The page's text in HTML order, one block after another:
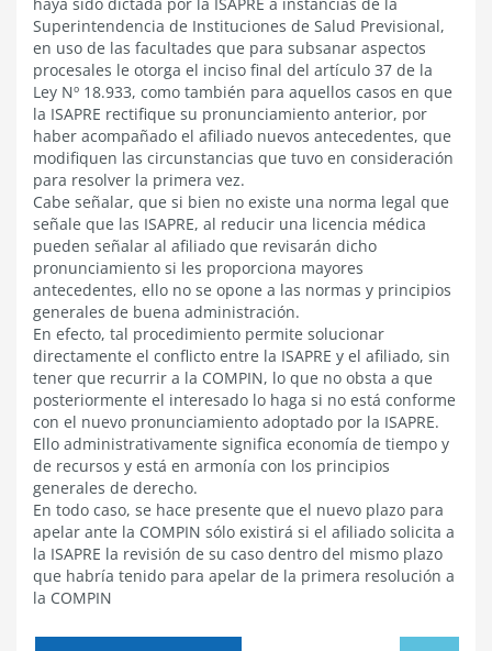
Superintendencia de Instituciones de Salud Previsional,
en uso de las facultades que para subsanar aspectos
procesales le otorga el inciso final del artículo 37 de la
Ley Nº 18.933, como también para aquellos casos en que
la ISAPRE rectifique su pronunciamiento anterior, por
haber acompañado el afiliado nuevos antecedentes, que
modifiquen las circunstancias que tuvo en consideración
para resolver la primera vez.
Cabe señalar, que si bien no existe una norma legal que
señale que las ISAPRE, al reducir una licencia médica
pueden señalar al afiliado que revisarán dicho
pronunciamiento si les proporciona mayores
antecedentes, ello no se opone a las normas y principios
generales de buena administración.
En efecto, tal procedimiento permite solucionar
directamente el conflicto entre la ISAPRE y el afiliado, sin
tener que recurrir a la COMPIN, lo que no obsta a que
posteriormente el interesado lo haga si no está conforme
con el nuevo pronunciamiento adoptado por la ISAPRE.
Ello administrativamente significa economía de tiempo y
de recursos y está en armonía con los principios
generales de derecho.
En todo caso, se hace presente que el nuevo plazo para
apelar ante la COMPIN sólo existirá si el afiliado solicita a
la ISAPRE la revisión de su caso dentro del mismo plazo
que habría tenido para apelar de la primera resolución a
la COMPIN